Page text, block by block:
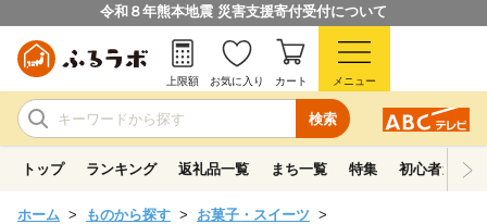
令和８年熊本地震 災害支援寄付受付について
検索
上限額 お気に入り カート メニュー
トップ ランキング 返礼品一覧 まち一覧 特集 初心者ガイド
ホーム ものから探す
お菓子・スイーツ